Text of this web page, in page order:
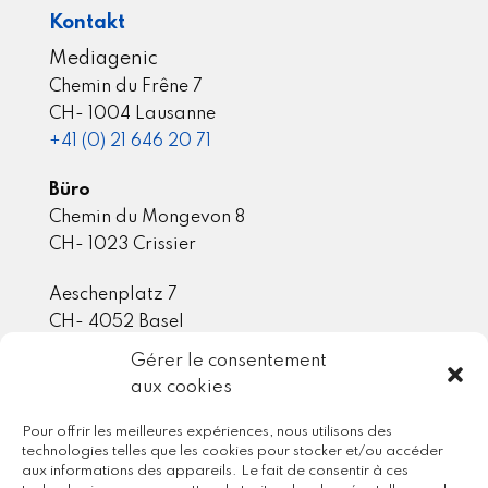
Gérer le consentement
aux cookies
Pour offrir les meilleures expériences, nous utilisons des
technologies telles que les cookies pour stocker et/ou accéder
aux informations des appareils. Le fait de consentir à ces
Kontakt
Mediagenic
Chemin du Frêne 7
CH- 1004 Lausanne
+41 (0) 21 646 20 71
Büro
Chemin du Mongevon 8
CH- 1023 Crissier
Aeschenplatz 7
CH- 4052 Basel